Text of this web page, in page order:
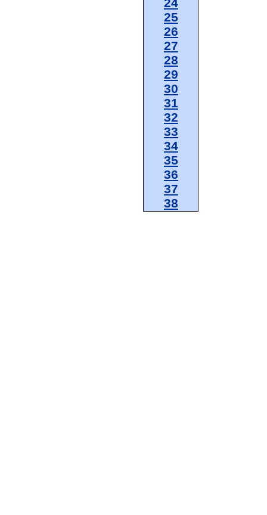
25
26
27
28
29
30
31
32
33
34
35
36
37
38